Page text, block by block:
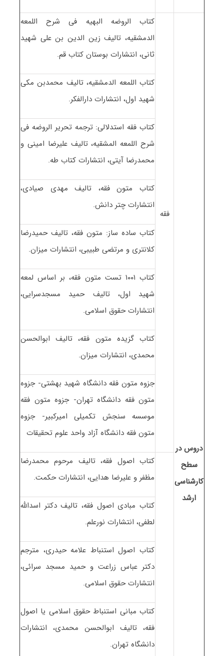
دروس در
سطح
کارشناسی
ارشد
فقه
کتاب الروضه البهیه فی شرح اللمعه
الدمشقیه، تالیف زین الدین بن علی شهید
ثانی، انتشارات بوستان کتاب قم.
کتاب اللمعه الدمشقیه، تالیف محمدبن مکی
شهید اول، انتشارات دارالفکر.
کتاب فقه استدلالی: ترجمه تحریر الروضه فی
شرح اللمعه المشقیه، تالیف علیرضا امینی و
محمدرضا آیتی، انتشارات کتاب طه.
کتاب متون فقه، تالیف مهدی صیادی،
انتشارات چتر دانش.
کتاب ساده ساز: متون فقه، تالیف حمیدرضا
کلانتری و مرتضی طبیبی، انتشارات میزان.
کتاب ۱۰۰۱ تست متون فقه، بر اساس لمعه
شهید اول، تالیف حمید مسجدسرایی،
انتشارات حقوق اسلامی.
کتاب گزیده متون فقه، تالیف ابوالحسن
محمدی، انتشارات میزان.
جزوه متون فقه دانشگاه شهید بهشتی- جزوه
متون فقه دانشگاه تهران- جزوه متون فقه
موسسه سنجش تکمیلی امیرکبیر- جزوه
متون فقه دانشگاه آزاد واحد علوم تحقیقات
کتاب اصول فقه، تالیف مرحوم محمدرضا
مظفر و علیرضا هدایی، انتشارات حکمت.
کتاب مبادی اصول فقه، تالیف دکتر اسدالله
لطفی، انتشارات نورعلم.
کتاب اصول استنباط علامه حیدری، مترجم
دکتر عباس زراعت و حمید مسجد سرائی،
انتشارات حقوق اسلامی.
کتاب مبانی استنباط حقوق اسلامی یا اصول
فقه، تالیف ابوالحسن محمدی، انتشارات
دانشگاه تهران.